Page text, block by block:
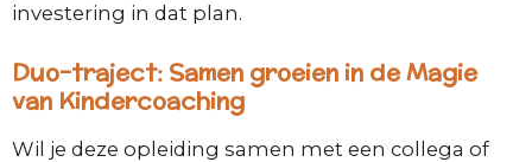
investering in dat plan.
Duo-traject: Samen groeien in de Magie
van Kindercoaching
Wil je deze opleiding samen met een collega of